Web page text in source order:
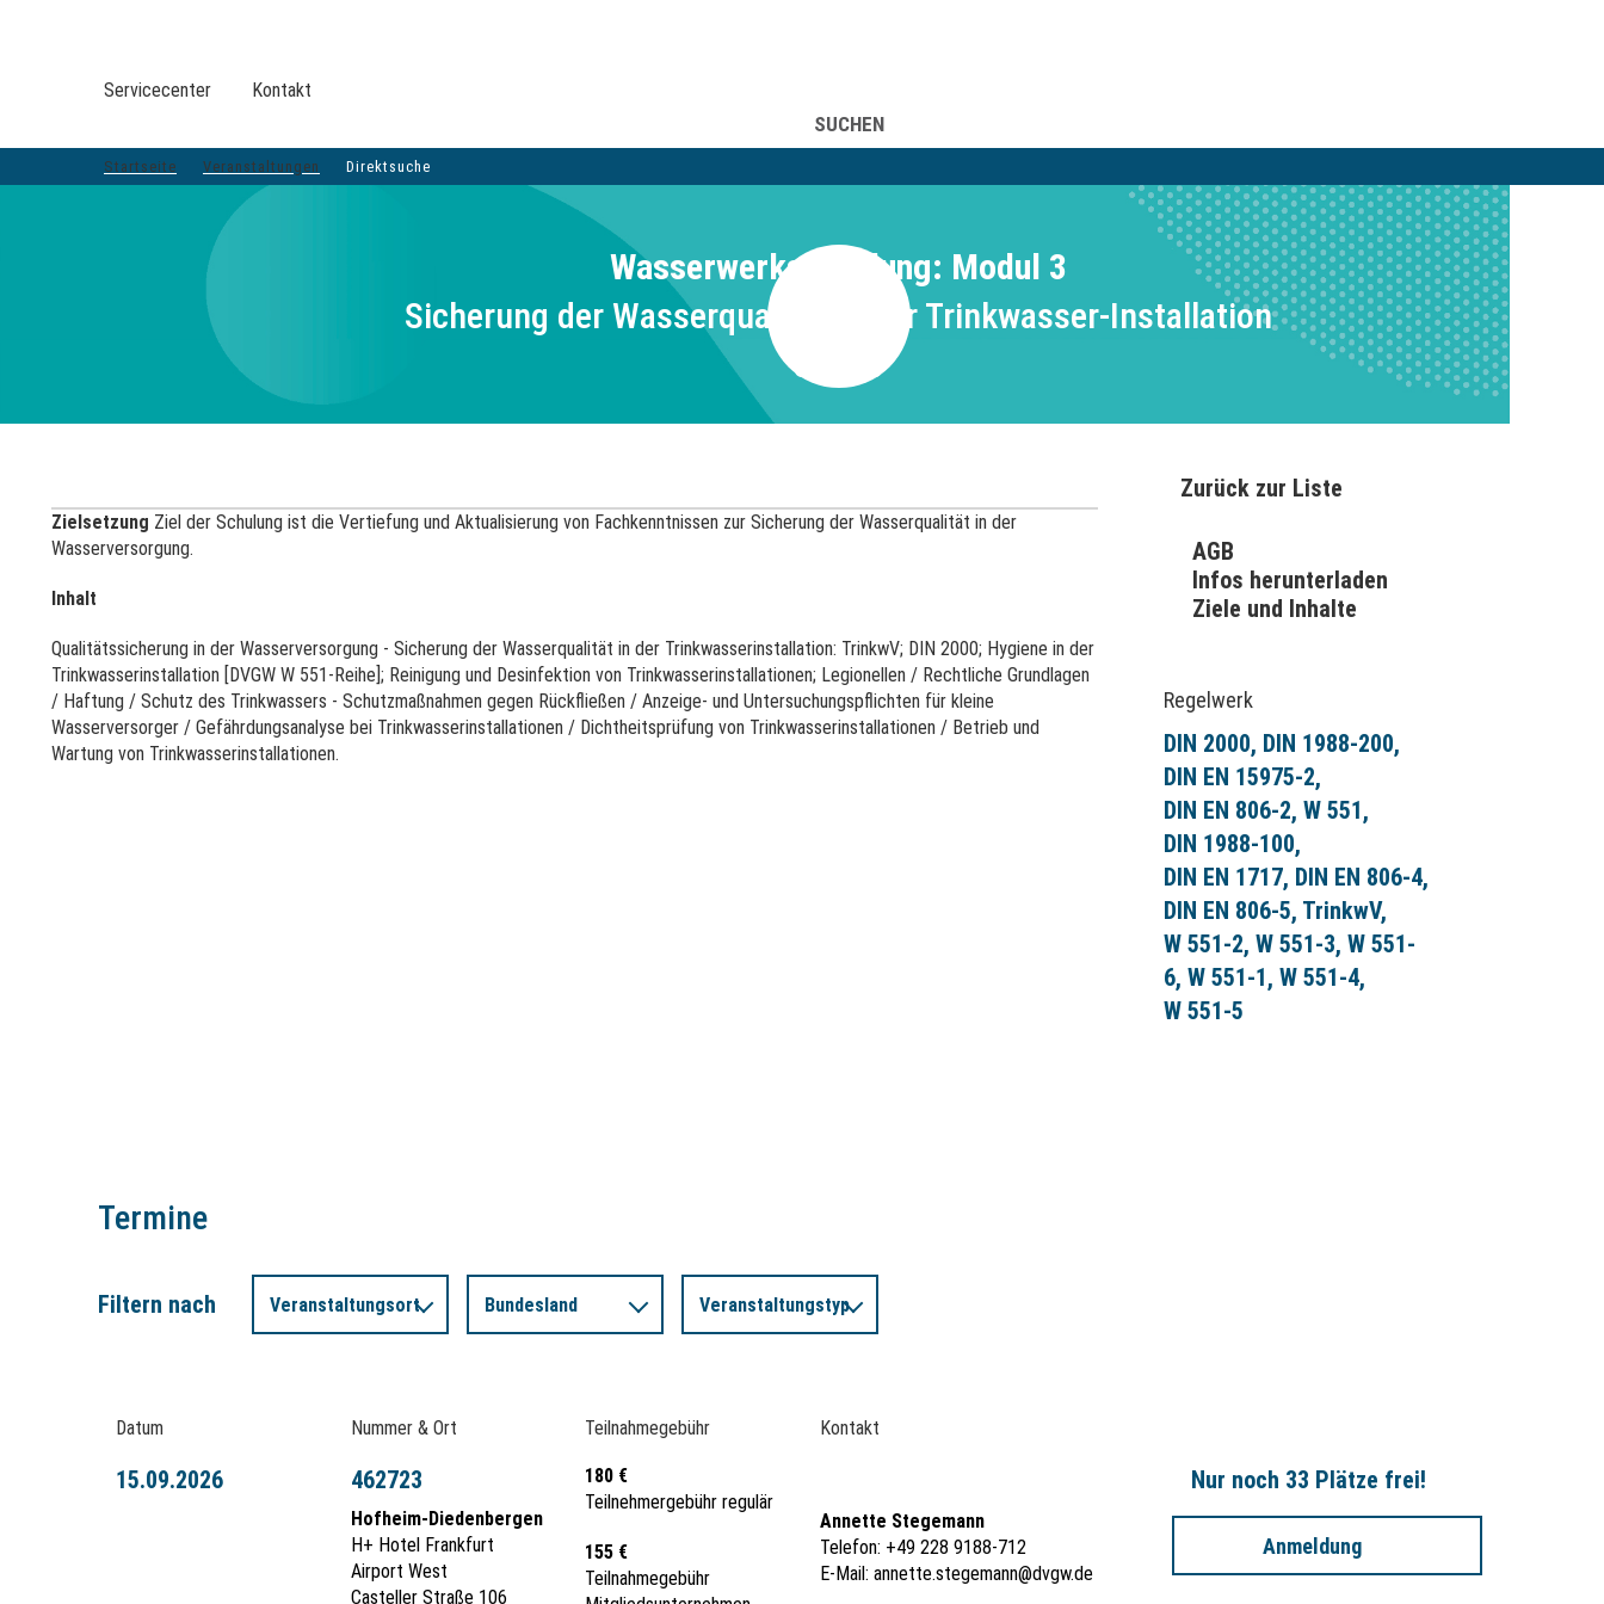
Servicecenter Kontakt
SUCHEN
Startseite Veranstaltungen Direktsuche
Wasserwerksschulung: Modul 3
Sicherung der Wasserqualität in der Trinkwasser-Installation
32005
Zurück zur Liste
Zielsetzung Ziel der Schulung ist die Vertiefung und Aktualisierung von Fachkenntnissen zur Sicherung der Wasserqualität in der
Wasserversorgung.
Inhalt
Qualitätssicherung in der Wasserversorgung - Sicherung der Wasserqualität in der Trinkwasserinstallation: TrinkwV; DIN 2000; Hygiene in der
Trinkwasserinstallation [DVGW W 551-Reihe]; Reinigung und Desinfektion von Trinkwasserinstallationen; Legionellen / Rechtliche Grundlagen
/ Haftung / Schutz des Trinkwassers - Schutzmaßnahmen gegen Rückfließen / Anzeige- und Untersuchungspflichten für kleine
Wasserversorger / Gefährdungsanalyse bei Trinkwasserinstallationen / Dichtheitsprüfung von Trinkwasserinstallationen / Betrieb und
Wartung von Trinkwasserinstallationen.
AGB
Infos herunterladen
Ziele und Inhalte
Regelwerk
DIN 2000 DIN 1988-200
DIN EN 15975-2
DIN EN 806-2 W 551
DIN 1988-100
DIN EN 1717 DIN EN 806-4
DIN EN 806-5 TrinkwV
W 551-2 W 551-3 W 551-
6 W 551-1 W 551-4
W 551-5
Termine
Filtern nach Veranstaltungsort Bundesland Veranstaltungstyp
Datum Nummer & Ort Teilnahmegebühr Kontakt
15.09.2026 462723
Hofheim-Diedenbergen
H+ Hotel Frankfurt
Airport West
Casteller Straße 106
180 €
Teilnehmergebühr regulär
155 €
Teilnahmegebühr
Annette Stegemann
Telefon: +49 228 9188-712
E-Mail: annette.stegemann@dvgw.de
Nur noch 33 Plätze frei!
Anmeldung